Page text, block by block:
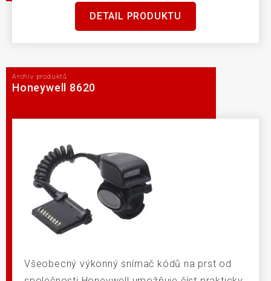
DETAIL PRODUKTU
Archiv produktů
Honeywell 8620
Všeobecný výkonný snímač kódů na prst od